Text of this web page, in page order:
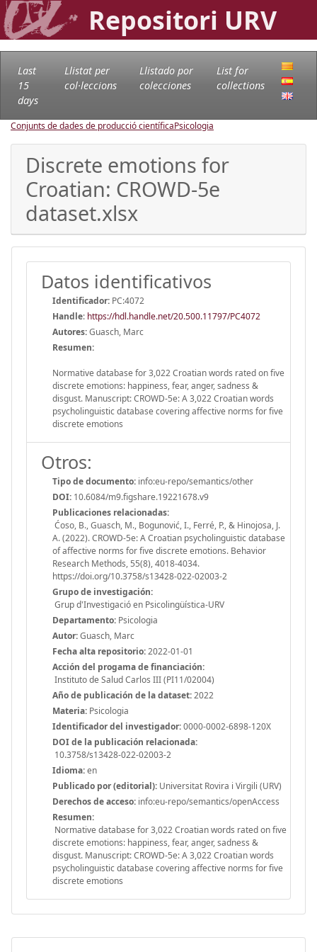
Repositori URV
Last
15
days
Llistat per
col·leccions
Llistado por
colecciones
List for
collections
Conjunts de dades de producció científicaPsicologia
Discrete emotions for
Croatian: CROWD-5e
dataset.xlsx
Datos identificativos
Identificador: PC:4072
Handle: https://hdl.handle.net/20.500.11797/PC4072
Autores:Guasch, Marc
Resumen:
Normative database for 3,022 Croatian words rated on five
discrete emotions: happiness, fear, anger, sadness &
disgust. Manuscript: CROWD-5e: A 3,022 Croatian words
psycholinguistic database covering affective norms for five
discrete emotions
Otros:
Tipo de documento: info:eu-repo/semantics/other
DOI: 10.6084/m9.figshare.19221678.v9
Publicaciones relacionadas:
Ćoso, B., Guasch, M., Bogunović, I., Ferré, P., & Hinojosa, J.
A. (2022). CROWD-5e: A Croatian psycholinguistic database
of affective norms for five discrete emotions. Behavior
Research Methods, 55(8), 4018-4034.
https://doi.org/10.3758/s13428-022-02003-2
Grupo de investigación:
Grup d'Investigació en Psicolingüística-URV
Departamento: Psicologia
Autor:Guasch, Marc
Fecha alta repositorio:2022-01-01
Acción del progama de financiación:
Instituto de Salud Carlos III (PI11/02004)
Año de publicación de la dataset:2022
Materia: Psicologia
Identificador del investigador:0000-0002-6898-120X
DOI de la publicación relacionada:
10.3758/s13428-022-02003-2
Idioma:en
Publicado por (editorial): Universitat Rovira i Virgili (URV)
Derechos de acceso: info:eu-repo/semantics/openAccess
Resumen:
Normative database for 3,022 Croatian words rated on five
discrete emotions: happiness, fear, anger, sadness &
disgust. Manuscript: CROWD-5e: A 3,022 Croatian words
psycholinguistic database covering affective norms for five
discrete emotions